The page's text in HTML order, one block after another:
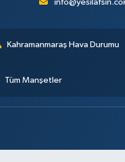
Kahramanmaraş Hava Durumu
Tüm Manşetler